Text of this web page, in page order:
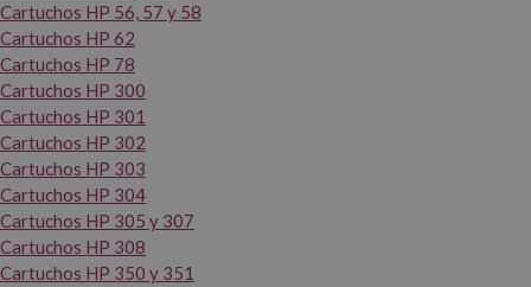
Cartuchos HP 56, 57 y 58
Cartuchos HP 62
Cartuchos HP 78
Cartuchos HP 300
Cartuchos HP 301
Cartuchos HP 302
Cartuchos HP 303
Cartuchos HP 304
Cartuchos HP 305 y 307
Cartuchos HP 308
Cartuchos HP 350 y 351